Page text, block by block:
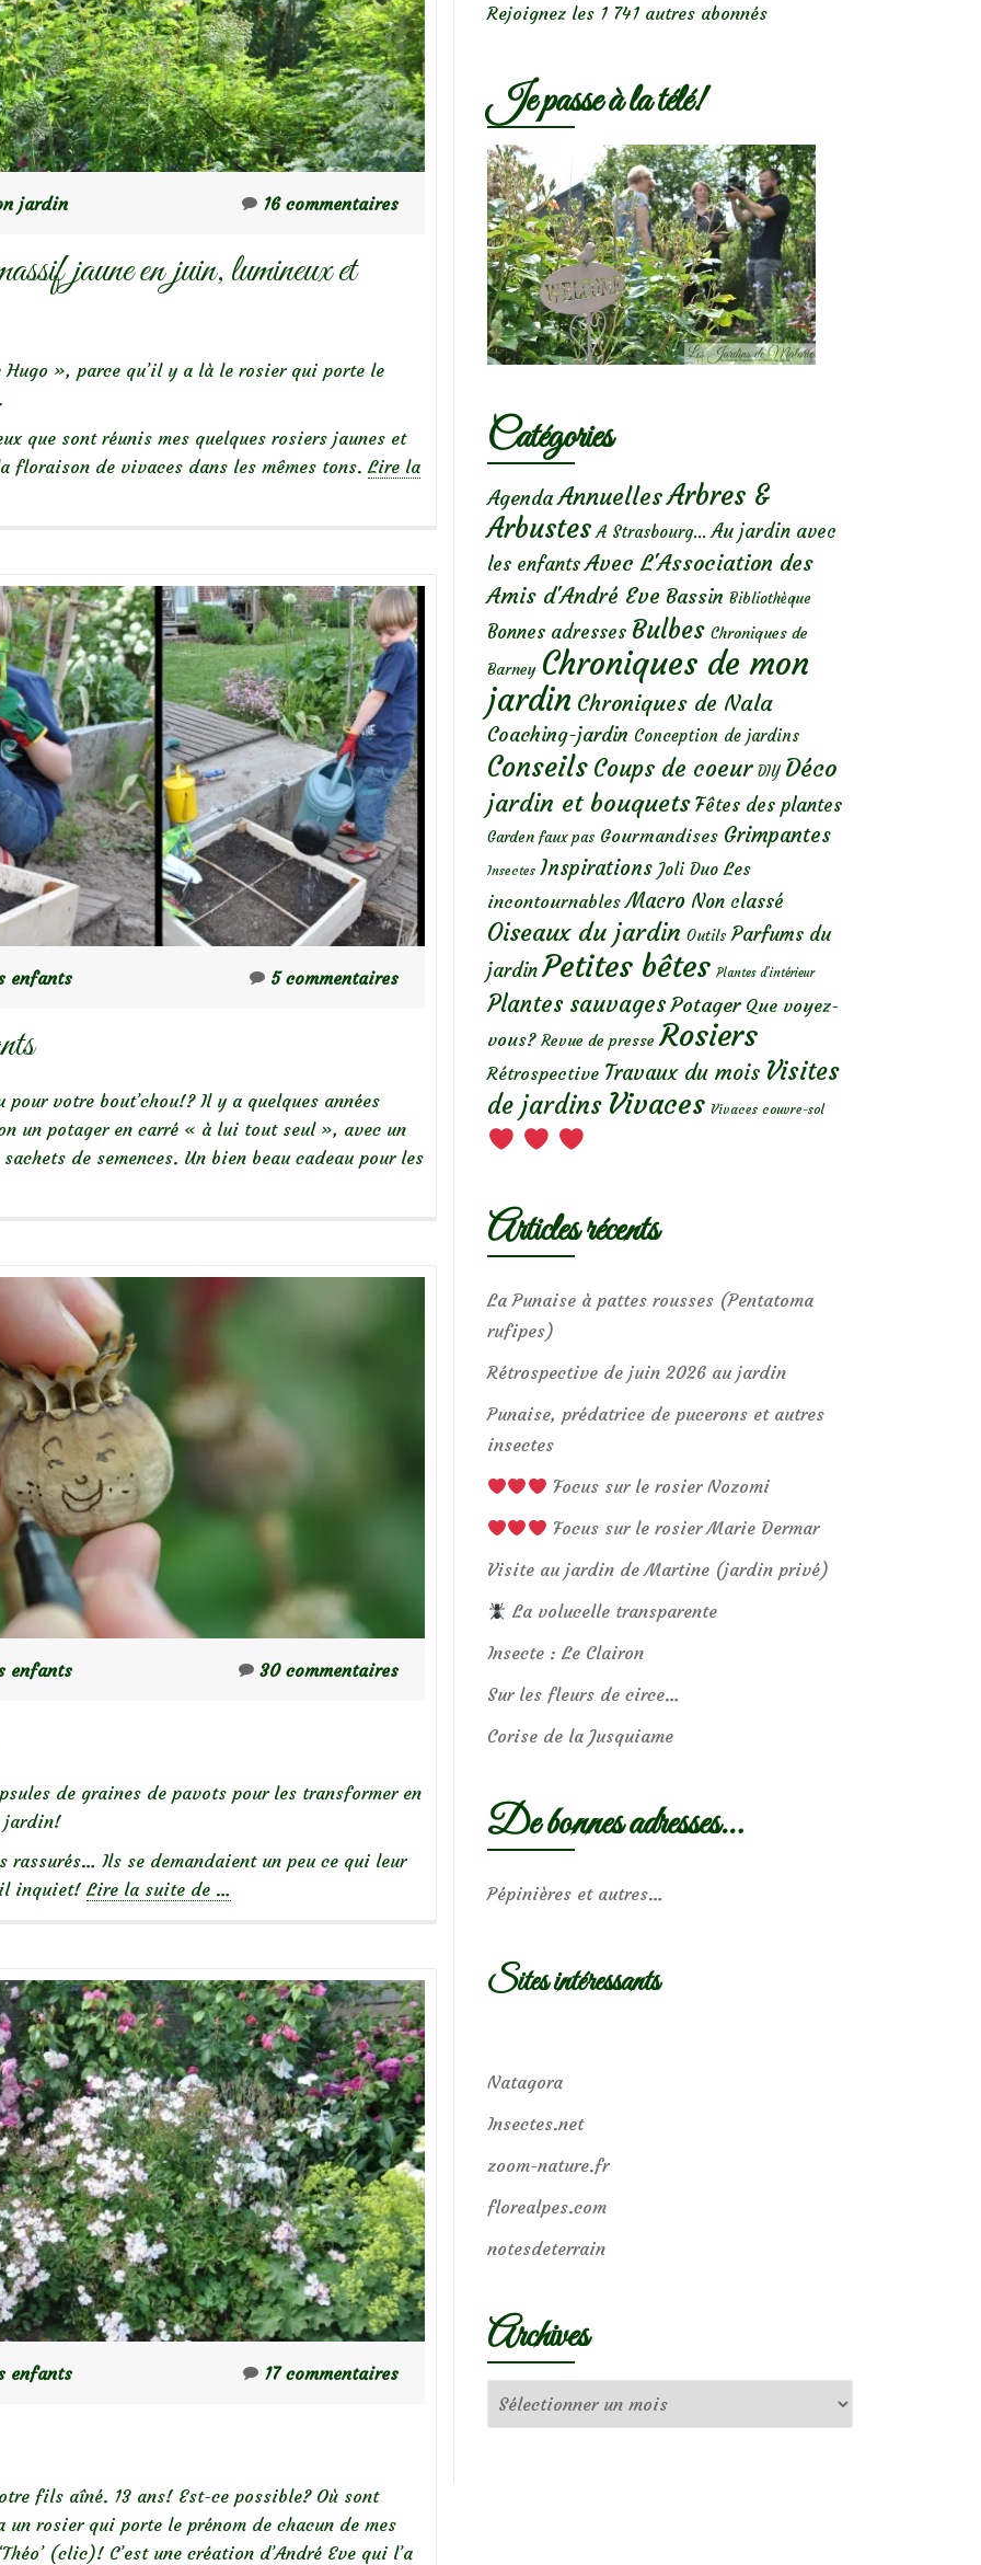
jardin 16 commentaires
jaune en juin, lumineux et
», parce qu’il y a là le rosier qui porte le
que sont réunis mes quelques rosiers jaunes et
floraison de vivaces dans les mêmes tons. Lire la
enfants 5 commentaires
pour votre bout’chou!? Il y a quelques années
un potager en carré « à lui tout seul », avec un
de semences. Un bien beau cadeau pour les
enfants 30 commentaires
de graines de pavots pour les transformer en
jardin!
rassurés… Ils se demandaient un peu ce qui leur
inquiet! Lire la suite de à
lutins
au
jardin…
…
enfants 17 commentaires
fils aîné. 13 ans! Est-ce possible? Où sont
rosier qui porte le prénom de chacun de mes
(clic)! C’est une création d’André Eve qui l’a
Rejoignez les 1 741 autres abonnés
Je passe à la télé!
Catégories
Agenda AnnuellesArbres &
Arbustes A Strasbourg... Au jardin avec
les enfants Avec L'Association des
Amis d'André Eve Bassin Bibliothèque
Bonnes adresses Bulbes Chroniques de
Barney Chroniques de mon
jardin Chroniques de Nala
Coaching-jardin Conception de jardins
Conseils Coups de coeur DIY Déco
jardin et bouquets Fêtes des plantes
Garden faux pas Gourmandises Grimpantes
Insectes Inspirations Joli Duo Les
incontournables Macro Non classé
Oiseaux du jardin Outils Parfums du
jardin Petites bêtes Plantes d’intérieur
Plantes sauvages Potager Que voyez-
vous? Revue de presse Rosiers
Rétrospective Travaux du mois Visites
de jardins Vivaces Vivaces couvre-sol
Articles récents
La Punaise à pattes rousses (Pentatoma
rufipes)
Rétrospective de juin 2026 au jardin
Punaise, prédatrice de pucerons et autres
insectes
Focus sur le rosier Nozomi
Focus sur le rosier Marie Dermar
Visite au jardin de Martine (jardin privé)
La volucelle transparente
Insecte : Le Clairon
Sur les fleurs de circe…
Corise de la Jusquiame
De bonnes adresses…
Pépinières et autres…
Sites intéressants
Natagora
Insectes.net
zoom-nature.fr
florealpes.com
notesdeterrain
Archives
Archives